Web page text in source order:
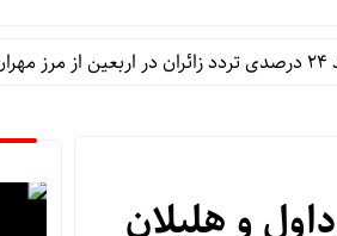
و هلیلان